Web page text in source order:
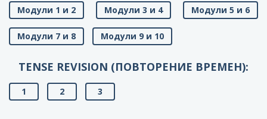
Модули 1 и 2 Модули 3 и 4 Модули 5 и 6
Модули 7 и 8 Модули 9 и 10
TENSE REVISION (ПОВТОРЕНИЕ ВРЕМЕН):
1 2 3